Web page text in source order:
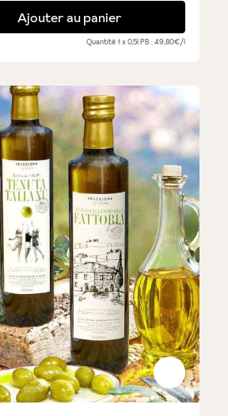
d'olive de première qualité
Ajouter au panier
Quantité1 x 0,5lPB : 49,80€/l